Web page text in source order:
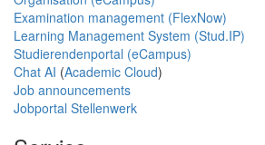
Examination management (FlexNow)
Learning Management System (Stud.IP)
Studierendenportal (eCampus)
Chat AI (Academic Cloud)
Job announcements
Jobportal Stellenwerk